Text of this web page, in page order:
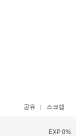
공유 스크랩
EXP 0%